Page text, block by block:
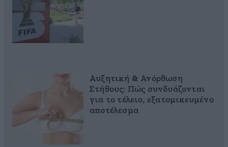
Αυξητική & Ανόρθωση
Στήθους: Πώς συνδυάζονται
για το τέλειο, εξατομικευμένο
αποτέλεσμα